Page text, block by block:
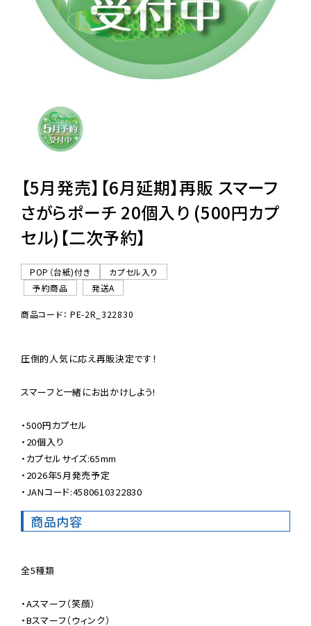
景品・玩具・文具
販促用カプセルトイ
ご利用ガイド
06-6282-7659
【5月発売】【6月延期】再販 スマーフ
さがらポーチ 20個入り (500円カプ
セル)【二次予約】
POP（台紙)付き
カプセル入り
予約商品
発送A
商品コード： PE-2R_322830
圧倒的人気に応え再販決定です！
スマーフと一緒にお出かけしよう!
・500円カプセル
・20個入り
・カプセルサイズ:65mm
・2026年5月発売予定
・JANコード:4580610322830
商品内容
全5種類
・Aスマーフ（笑顔）
・Bスマーフ（ウィンク）